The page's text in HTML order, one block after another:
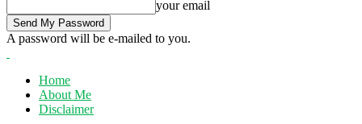
your email
A password will be e-mailed to you.
Home
About Me
Disclaimer